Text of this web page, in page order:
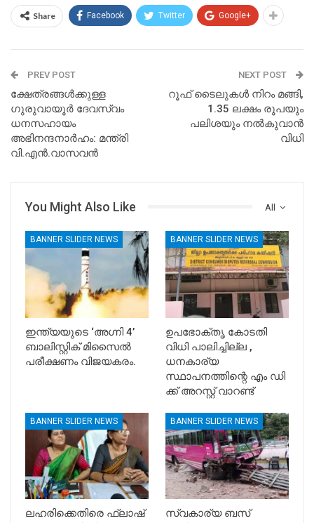
Share Facebook Twitter Google+
PREV POST
ക്ഷേത്രങ്ങൾക്കുള്ള
ഗുരുവായൂർ ദേവസ്വം
ധനസഹായം
അഭിനന്ദനാർഹം: മന്ത്രി
വി.എൻ.വാസവൻ
NEXT POST
റൂഫ് ടൈലുകൾ നിറം മങ്ങി,
1.35 ലക്ഷം രൂപയും
പലിശയും നൽകുവാൻ
വിധി
All
You Might Also Like
BANNER SLIDER NEWS
ഇന്ത്യയുടെ ‘അഗ്നി 4’
ബാലിസ്റ്റിക് മിസൈൽ
പരീക്ഷണം വിജയകരം.
BANNER SLIDER NEWS
ഉപഭോക്തൃ കോടതി
വിധി പാലിച്ചില്ല ,
ധനകാര്യ
സ്ഥാപനത്തിന്റെ എം ഡി
ക്ക് അറസ്റ്റ് വാറണ്ട്
BANNER SLIDER NEWS
ലഹരിക്കെതിരെ ഫ്ലാഷ്
BANNER SLIDER NEWS
സ്വകാര്യ ബസ്